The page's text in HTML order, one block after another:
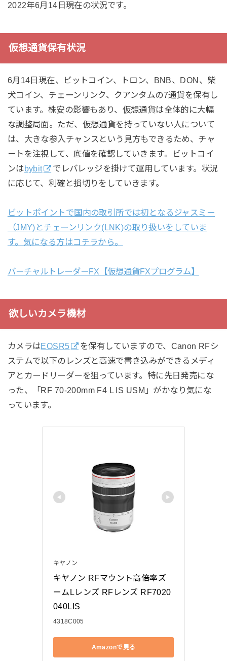
2022年6月14日現在の状況です。
仮想通貨保有状況
6月14日現在、ビットコイン、トロン、BNB、DON、柴
犬コイン、チェーンリンク、クアンタムの7通貨を保有し
ています。株安の影響もあり、仮想通貨は全体的に大幅
な調整局面。ただ、仮想通貨を持っていない人について
は、大きな参入チャンスという見方もできるため、チャ
ートを注視して、底値を確認していきます。ビットコイ
ンはbybit
でレバレッジを掛けて運用しています。状況
に応じて、利確と損切りをしていきます。
ビットポイントで国内の取引所では初となるジャスミー
（JMY)とチェーンリンク(LNK)の取り扱いをしていま
す。気になる方はコチラから。
バーチャルトレーダーFX【仮想通貨FXプログラム】
欲しいカメラ機材
カメラはEOSR5
を保有していますので、Canon RFシ
ステムで以下のレンズと高速で書き込みができるメディ
アとカードリーダーを狙っています。特に先日発売にな
った、「RF 70-200mm F4 L IS USM」がかなり気にな
っています。
キヤノン
キヤノン RFマウント高倍率ズ
ームLレンズ RFレンズ RF7020
040LIS
4318C005
Amazonで見る